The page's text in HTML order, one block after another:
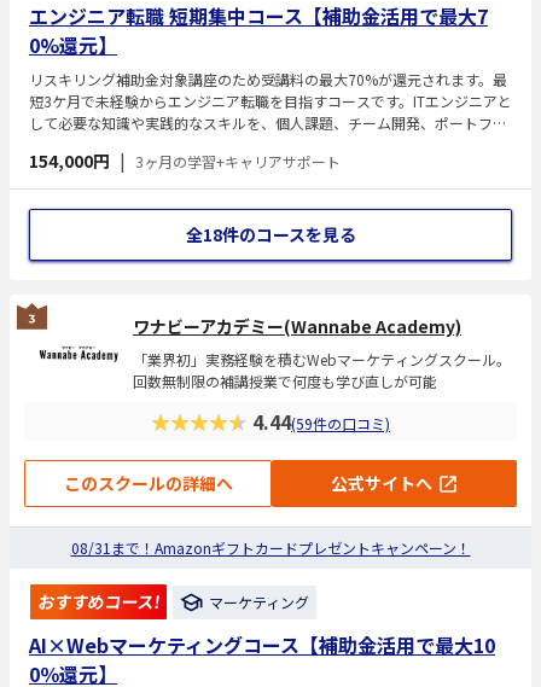
エンジニア転職 短期集中コース【補助金活用で最大7
0%還元】
リスキリング補助金対象講座のため受講料の最大70%が還元されます。最
短3ケ月で未経験からエンジニア転職を目指すコースです。ITエンジニアと
して必要な知識や実践的なスキルを、個人課題、チーム開発、ポートフォ
の手厚いキャリアサポートを行います。
154,000円 | 3ヶ月の学習+キャリアサポート
全18件のコースを見る
ワナビーアカデミー(Wannabe Academy)
「業界初」実務経験を積むWebマーケティングスクール。
回数無制限の補講授業で何度も学び直しが可能
★★★★★ 4.44(59件の口コミ)
このスクールの詳細へ 公式サイトへ
08/31まで！Amazonギフトカードプレゼントキャンペーン！
おすすめコース! マーケティング
AI×Webマーケティングコース【補助金活用で最大10
0％還元】